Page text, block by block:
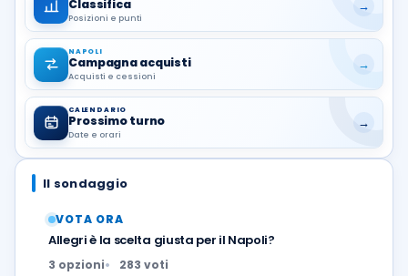
Classifica
Posizioni e punti
→
NAPOLI
Campagna acquisti
Acquisti e cessioni
→
CALENDARIO
Prossimo turno
Date e orari
→
Il sondaggio
VOTA ORA
Allegri è la scelta giusta per il Napoli?
3 opzioni 283 voti